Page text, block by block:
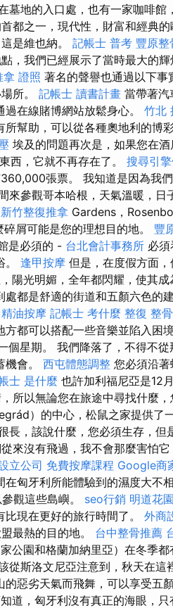
墓地的入口處，也有一家咖啡館
都之一，現代性，財富和經典
是維也納。 記帳士 普考 豐原整
，我們已經展示了當時最大的
拿 證照 著名的聲譽也通過以下事
所。 記帳士 讀書計畫 當帶著汽
在線賭博網站放鬆身心。 竹北
幫助，可以從各種奧地利的博
埃及的問題再次是，如果您在
西，它就不再存在了。 搜尋引
張票。 我知道是因為我們
參觀哥本哈根，天氣溫暖，日
新竹整復推拿 Gardens，
屑可能是您的理想目的地。 豐
是必須的 - 台北會計事務所 必
逢甲按摩 但是，在度假方面
陽光明媚，全年都閃耀，使其
都是舒適的街道和五顏六色的
油按摩 記帳士 考什麼 整復 整骨
都可以搭配一些音樂並陷入困
個星期。 我們降落了，不得不
會。 西屯體態調整 您必須沿
士 是什麼 也許加利福尼亞是12
所以無論您在旅途中尋找什麼
）的中心，松鼠之家提供了
長，該說什麼，您必須生存，但
來沒有飛過，我不會那麼害怕
立公司 免費按摩課程 Google商
匈牙利所能體驗到的濕度大不相
觀這些島嶼。 seo行銷 明道花
現在更好的旅行時間了。 外商
最熱的目的地。 台中整骨推薦
公園和格蘭加納里亞）在冬季
斯洛文尼亞注意到，秋天在這
惡劣天氣而飛舞，可以享受五顏
道，匈牙利沒有真正的海眼，只